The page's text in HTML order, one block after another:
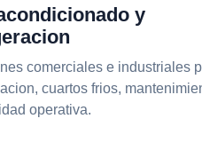
y
comerciales e industriales
cuartos frios,
operativa.